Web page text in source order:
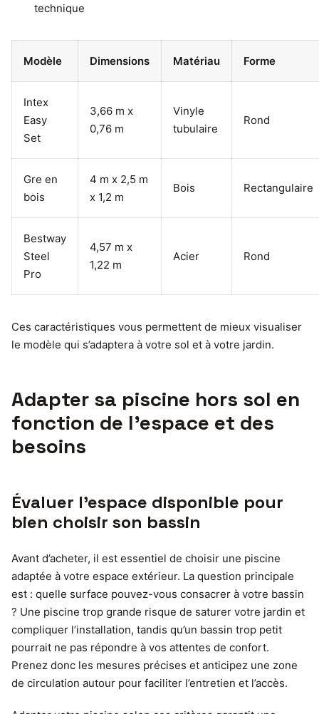
technique
Modèle Dimensions Matériau Forme
Intex
Easy
Set
3,66 m x
0,76 m
Vinyle
tubulaire
Rond
Gre en
bois
4 m x 2,5 m
x 1,2 m
Bois Rectangulaire
Bestway
Steel
Pro
4,57 m x
1,22 m
Acier Rond
Ces caractéristiques vous permettent de mieux visualiser
le modèle qui s’adaptera à votre sol et à votre jardin.
Adapter sa piscine hors sol en
fonction de l’espace et des
besoins
Évaluer l’espace disponible pour
bien choisir son bassin
Avant d’acheter, il est essentiel de choisir une piscine
adaptée à votre espace extérieur. La question principale
est : quelle surface pouvez-vous consacrer à votre bassin
? Une piscine trop grande risque de saturer votre jardin et
compliquer l’installation, tandis qu’un bassin trop petit
pourrait ne pas répondre à vos attentes de confort.
Prenez donc les mesures précises et anticipez une zone
de circulation autour pour faciliter l’entretien et l’accès.